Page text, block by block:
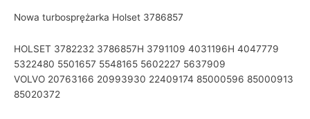
Nowa turbosprężarka Holset 3786857
HOLSET 3782232 3786857H 3791109 4031196H 4047779
5322480 5501657 5548165 5602227 5637909
VOLVO 20763166 20993930 22409174 85000596 85000913
85020372